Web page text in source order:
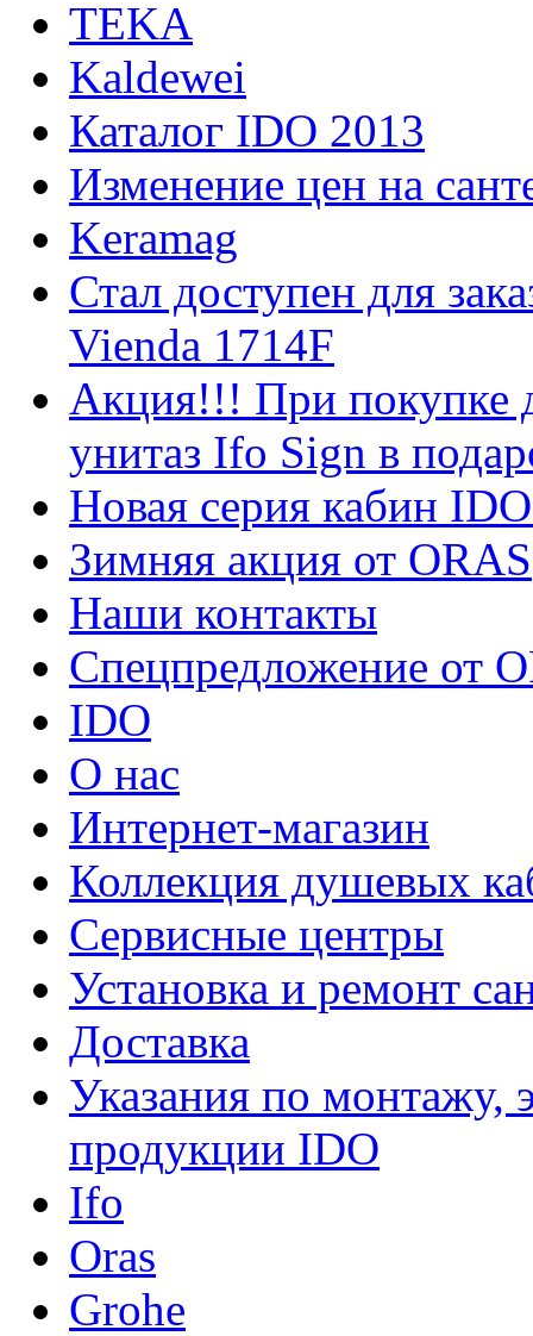
TEKA
Kaldewei
Каталог IDO 2013
Изменение цен на
Keramag
Стал доступен для
Vienda 1714F
Акция!!! При покупке
унитаз Ifo Sign в
Новая серия кабин
Зимняя акция от ORAS
Наши контакты
Спецпредложение от
IDO
О нас
Интернет-магазин
Коллекция душевых
Сервисные центры
Установка и ремонт
Доставка
Указания по монтажу,
продукции IDO
Ifo
Oras
Grohe